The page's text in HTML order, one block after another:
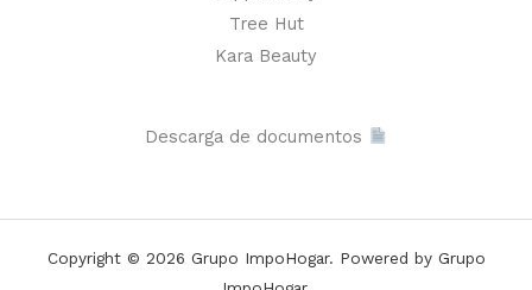
Tree Hut
Kara Beauty
Descarga de documentos
Copyright © 2026 Grupo ImpoHogar. Powered by Grupo